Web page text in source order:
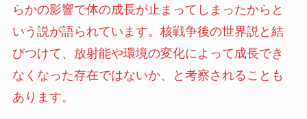
らかの影響で体の成長が止まってしまったからと
いう説が語られています。核戦争後の世界説と結
びつけて、放射能や環境の変化によって成長でき
なくなった存在ではないか、と考察されることも
あります。